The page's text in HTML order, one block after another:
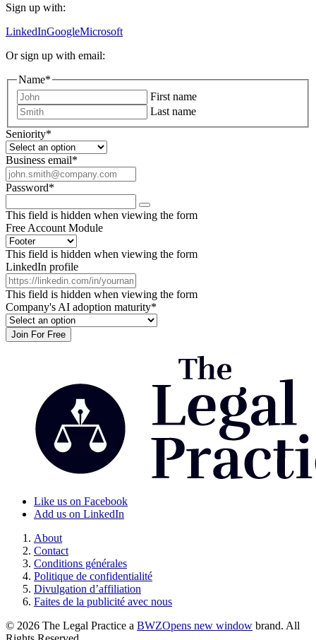
Sign up with:
LinkedInGoogleMicrosoft
Or sign up with email:
Name*
First name
Last name
Seniority*
Business email*
Password*
This field is hidden when viewing the form
Free Account Module
This field is hidden when viewing the form
LinkedIn profile
This field is hidden when viewing the form
Company's AI adoption maturity*
Like us on Facebook
Add us on LinkedIn
About
Contact
Conditions générales
Politique de confidentialité
Divulgation d’affiliation
Faites de la publicité avec nous
© 2026 The Legal Practice a BWZOpens new window brand. All